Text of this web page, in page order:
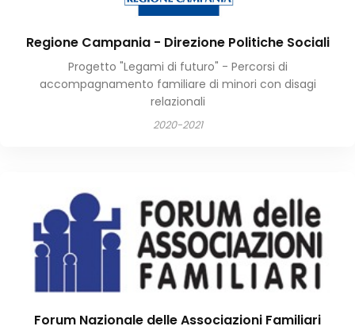
Regione Campania - Direzione Politiche Sociali
Progetto "Legami di futuro" - Percorsi di
accompagnamento familiare di minori con disagi
relazionali
2020-2021
Forum Nazionale delle Associazioni Familiari